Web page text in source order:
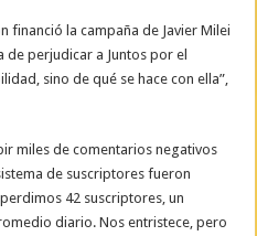
financió la campaña de Javier Milei
de perjudicar a Juntos por el
sino de qué se hace con ella”,
miles de comentarios negativos
de suscriptores fueron
42 suscriptores, un
diario. Nos entristece, pero